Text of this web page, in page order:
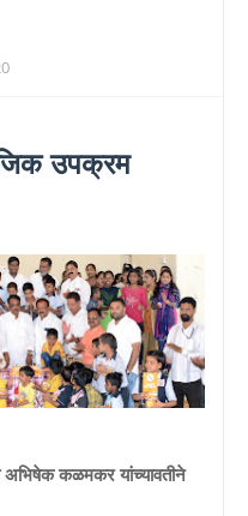
उपक्रम
कळमकर यांच्यावतीने